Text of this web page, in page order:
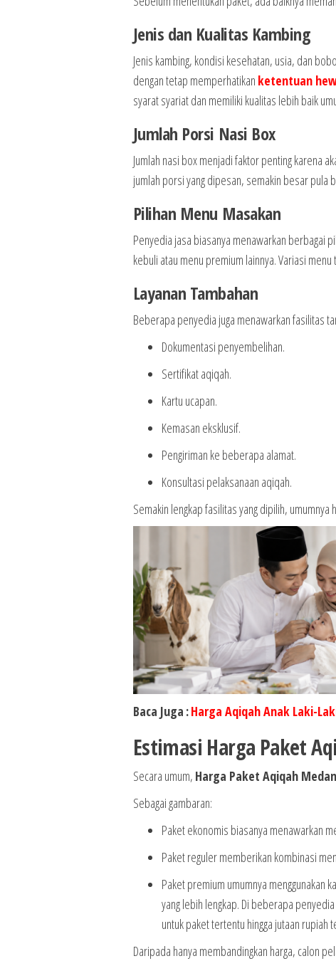
Jenis dan Kualitas Kambing
Jenis kambing, kondisi kesehatan, usia, dan
dengan tetap memperhatikan ketentuan
syarat syariat dan memiliki kualitas lebih baik
Jumlah Porsi Nasi Box
Jumlah nasi box menjadi faktor penting karena
jumlah porsi yang dipesan, semakin besar pula
Pilihan Menu Masakan
Penyedia jasa biasanya menawarkan berbagai
kebuli atau menu premium lainnya. Variasi
Layanan Tambahan
Beberapa penyedia juga menawarkan fasilitas
Dokumentasi penyembelihan.
Sertifikat aqiqah.
Kartu ucapan.
Kemasan eksklusif.
Pengiriman ke beberapa alamat.
Konsultasi pelaksanaan aqiqah.
Semakin lengkap fasilitas yang dipilih, umumnya
Baca Juga :Harga Aqiqah Anak Laki-
Estimasi Harga Paket
Secara umum, Harga Paket Aqiqah Medan
Sebagai gambaran:
Paket ekonomis biasanya menawarkan
Paket reguler memberikan kombinasi
Paket premium umumnya menggunakan
yang lebih lengkap. Di beberapa
untuk paket tertentu hingga jutaan rupiah
Daripada hanya membandingkan harga, calon